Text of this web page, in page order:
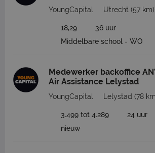
YoungCapital Utrecht (57 km)
18,29
36 uur
Middelbare school - WO
Medewerker backoffice
Air Assistance Lelystad
YoungCapital Lelystad (78
3.499 tot 4.289 24 uur
nieuw